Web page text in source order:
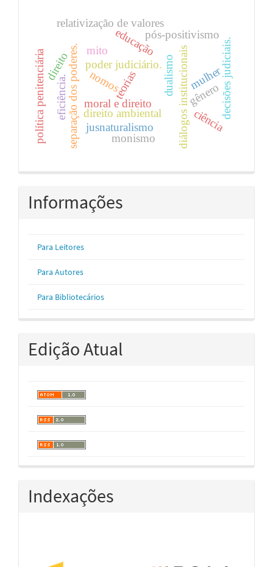
direito ambiental
moral e direito
separação dos poderes. diálogos institucionais
teorias
poder judiciário.
pós-positivismo
relativização de valores
mito
jusnaturalismo
direito dualismo gênero
educação
mulher
monismo
decisões judiciais.
ciência
eficiência. nomos
política penitenciária
Informações
Para Leitores
Para Autores
Para Bibliotecários
Edição Atual
Indexações